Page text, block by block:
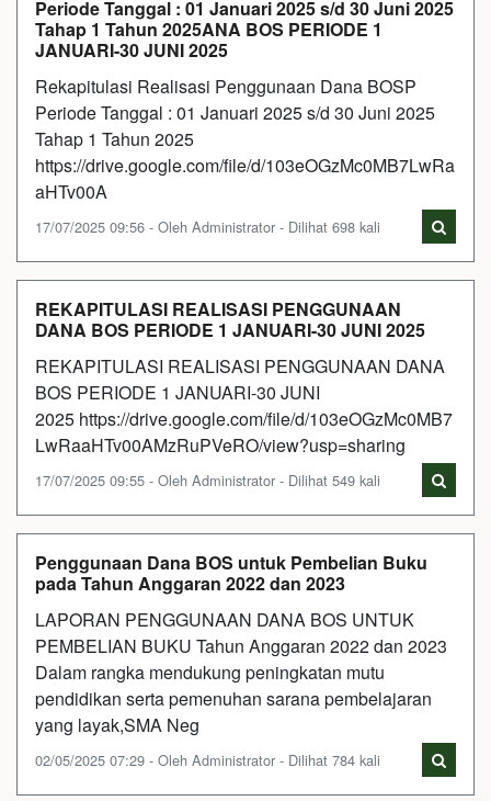
Periode Tanggal : 01 Januari 2025 s/d 30 Juni 2025
Tahap 1 Tahun 2025ANA BOS PERIODE 1
JANUARI-30 JUNI 2025
Rekapitulasi Realisasi Penggunaan Dana BOSP
Periode Tanggal : 01 Januari 2025 s/d 30 Juni 2025
Tahap 1 Tahun 2025
https://drive.google.com/file/d/103eOGzMc0MB7LwRa
aHTv00A
17/07/2025 09:56 - Oleh Administrator - Dilihat 698 kali
REKAPITULASI REALISASI PENGGUNAAN
DANA BOS PERIODE 1 JANUARI-30 JUNI 2025
REKAPITULASI REALISASI PENGGUNAAN DANA
BOS PERIODE 1 JANUARI-30 JUNI
2025 https://drive.google.com/file/d/103eOGzMc0MB7
LwRaaHTv00AMzRuPVeRO/view?usp=sharing
17/07/2025 09:55 - Oleh Administrator - Dilihat 549 kali
Penggunaan Dana BOS untuk Pembelian Buku
pada Tahun Anggaran 2022 dan 2023
LAPORAN PENGGUNAAN DANA BOS UNTUK
PEMBELIAN BUKU Tahun Anggaran 2022 dan 2023
Dalam rangka mendukung peningkatan mutu
pendidikan serta pemenuhan sarana pembelajaran
yang layak,SMA Neg
02/05/2025 07:29 - Oleh Administrator - Dilihat 784 kali